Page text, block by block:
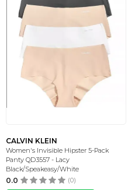
CALVIN KLEIN
Women's Invisible Hipster 5-Pack
Panty QD3557 - Lacy
Black/Speakeasy/White
0.0 (0)